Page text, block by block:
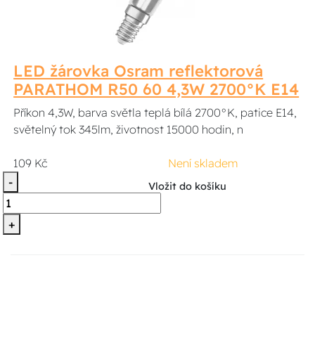
LED žárovka Osram reflektorová
PARATHOM R50 60 4,3W 2700°K E14
Příkon 4,3W, barva světla teplá bílá 2700°K, patice E14,
světelný tok 345lm, životnost 15000 hodin, n
109 Kč
Není skladem
-
+
Vložit do košíku